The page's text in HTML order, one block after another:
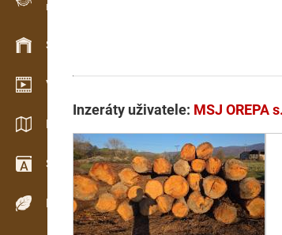
Evidence dřeva v terénu
Skladové hospodářství
Video showroom
Katalogy / Brožury
Slovník
Dřeviny
Inzeráty uživatele: MSJ OREPA